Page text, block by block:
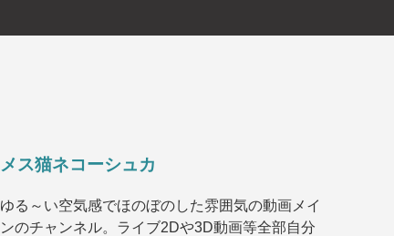
メス猫ネコーシュカ
ゆる～い空気感でほのぼのした雰囲気の動画メイ
ンのチャンネル。ライブ2Dや3D動画等全部自分